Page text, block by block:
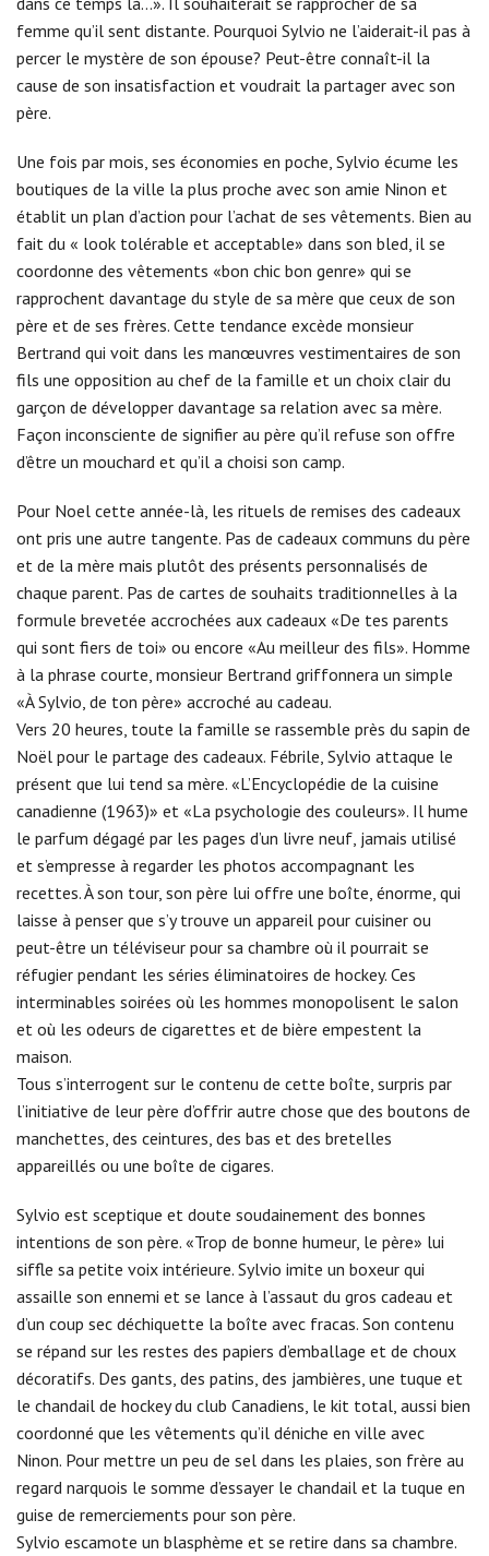
femme qu’il sent distante. Pourquoi Sylvio ne l’aiderait-il pas à
percer le mystère de son épouse? Peut-être connaît-il la
cause de son insatisfaction et voudrait la partager avec son
père.
Une fois par mois, ses économies en poche, Sylvio écume les
boutiques de la ville la plus proche avec son amie Ninon et
établit un plan d’action pour l’achat de ses vêtements. Bien au
fait du « look tolérable et acceptable» dans son bled, il se
coordonne des vêtements «bon chic bon genre» qui se
rapprochent davantage du style de sa mère que ceux de son
père et de ses frères. Cette tendance excède monsieur
Bertrand qui voit dans les manœuvres vestimentaires de son
fils une opposition au chef de la famille et un choix clair du
garçon de développer davantage sa relation avec sa mère.
Façon inconsciente de signifier au père qu’il refuse son offre
d’être un mouchard et qu’il a choisi son camp.
Pour Noel cette année-là, les rituels de remises des cadeaux
ont pris une autre tangente. Pas de cadeaux communs du père
et de la mère mais plutôt des présents personnalisés de
chaque parent. Pas de cartes de souhaits traditionnelles à la
formule brevetée accrochées aux cadeaux «De tes parents
qui sont fiers de toi» ou encore «Au meilleur des fils». Homme
à la phrase courte, monsieur Bertrand griffonnera un simple
«À Sylvio, de ton père» accroché au cadeau.
Vers 20 heures, toute la famille se rassemble près du sapin de
Noël pour le partage des cadeaux. Fébrile, Sylvio attaque le
présent que lui tend sa mère. «L’Encyclopédie de la cuisine
canadienne (1963)» et «La psychologie des couleurs». Il hume
le parfum dégagé par les pages d’un livre neuf, jamais utilisé
et s’empresse à regarder les photos accompagnant les
recettes. À son tour, son père lui offre une boîte, énorme, qui
laisse à penser que s’y trouve un appareil pour cuisiner ou
peut-être un téléviseur pour sa chambre où il pourrait se
réfugier pendant les séries éliminatoires de hockey. Ces
interminables soirées où les hommes monopolisent le salon
et où les odeurs de cigarettes et de bière empestent la
maison.
Tous s’interrogent sur le contenu de cette boîte, surpris par
l’initiative de leur père d’offrir autre chose que des boutons de
manchettes, des ceintures, des bas et des bretelles
appareillés ou une boîte de cigares.
Sylvio est sceptique et doute soudainement des bonnes
intentions de son père. «Trop de bonne humeur, le père» lui
siffle sa petite voix intérieure. Sylvio imite un boxeur qui
assaille son ennemi et se lance à l’assaut du gros cadeau et
d’un coup sec déchiquette la boîte avec fracas. Son contenu
se répand sur les restes des papiers d’emballage et de choux
décoratifs. Des gants, des patins, des jambières, une tuque et
le chandail de hockey du club Canadiens, le kit total, aussi bien
coordonné que les vêtements qu’il déniche en ville avec
Ninon. Pour mettre un peu de sel dans les plaies, son frère au
regard narquois le somme d’essayer le chandail et la tuque en
guise de remerciements pour son père.
Sylvio escamote un blasphème et se retire dans sa chambre.